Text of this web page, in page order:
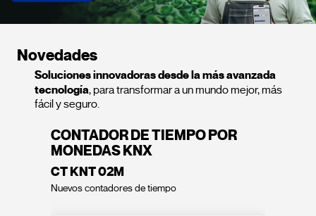
Novedades
Soluciones innovadoras desde la más avanzada
tecnología, para transformar a un mundo mejor, más
fácil y seguro.
CONTADOR DE TIEMPO POR
MONEDAS KNX
CT KNT 02M
Nuevos contadores de tiempo